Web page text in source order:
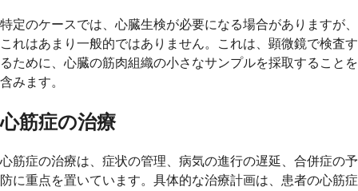
特定のケースでは、心臓生検が必要になる場合がありますが、
これはあまり一般的ではありません。これは、顕微鏡で検査す
るために、心臓の筋肉組織の小さなサンプルを採取することを
含みます。
心筋症の治療
心筋症の治療は、症状の管理、病気の進行の遅延、合併症の予
防に重点を置いています。具体的な治療計画は、患者の心筋症